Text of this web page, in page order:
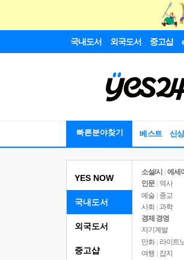
국내도서 외국도서 중고샵
빠른분야찾기 베스트 신
YES NOW
국내도서
소설/시
에세이
인문
역사
예술 | 종교
사회 | 과학
경제 경영
자기계발
만화 | 라이트
여행
잡지
외국도서
중고샵